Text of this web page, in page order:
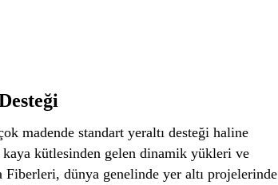
madende standart yeraltı desteği haline
kütlesinden gelen dinamik yükleri ve
dünya genelinde yer altı projelerinde